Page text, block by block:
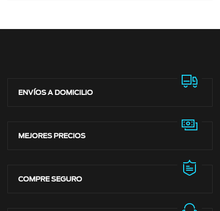
ENVÍOS A DOMICILIO
MEJORES PRECIOS
COMPRE SEGURO